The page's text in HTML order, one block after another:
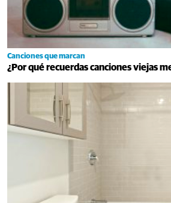
Canciones que marcan
¿Por qué recuerdas canciones viejas